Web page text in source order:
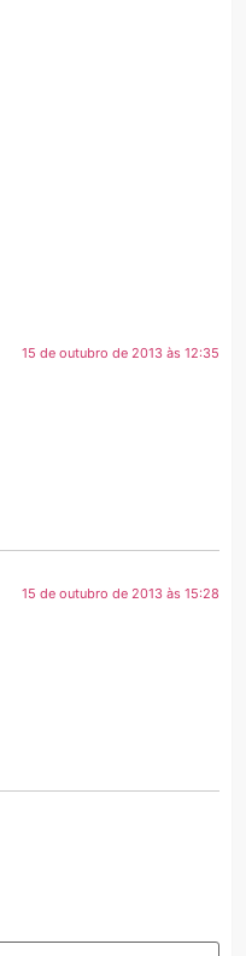
15 de outubro de 2013 às 12:35
15 de outubro de 2013 às 15:28